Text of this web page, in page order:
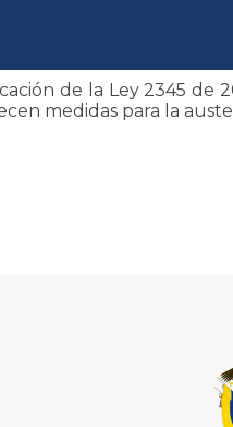
de la Ley 2345 de
medidas para la